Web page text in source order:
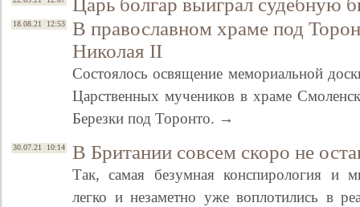
Царь болгар выиграл судебную
18.08.21 12:53
В православном храме под
Николая II
Состоялось освящение мемориальной
Царственных мучеников в храме
Березки под Торонто. →
30.07.21 10:14 В Британии совсем скоро не
Так, самая безумная конспирология и
легко и незаметно уже воплотились в